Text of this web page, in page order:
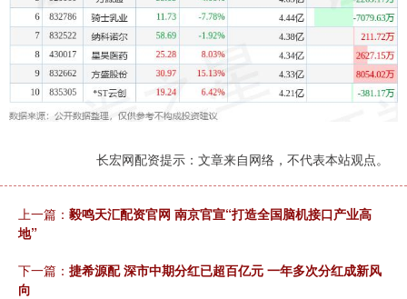
长宏网配资提示：文章来自网络，不代表本站观点。
上一篇： 毅鸣天汇配资官网 南京官宣“打造全国脑机接口产业高
地”
下一篇： 捷希源配 深市中期分红已超百亿元 一年多次分红成新风
向